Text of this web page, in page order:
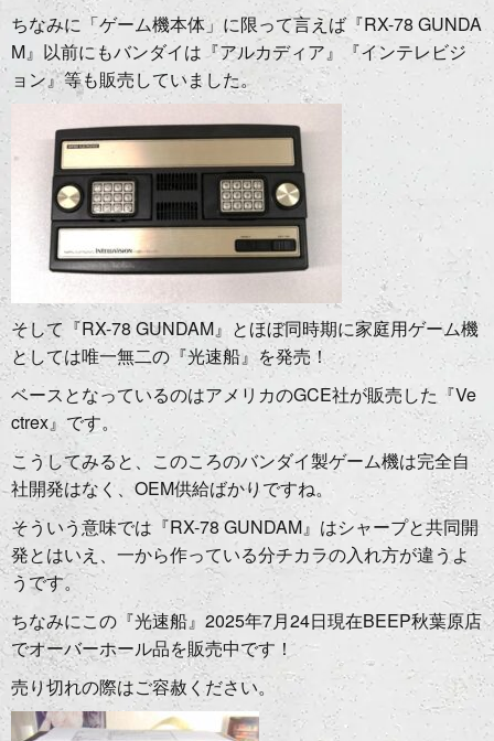
ちなみに「ゲーム機本体」に限って言えば『RX-78 GUNDA
M』以前にもバンダイは『アルカディア』『インテレビジ
ョン』等も販売していました。
そして『RX-78 GUNDAM』とほぼ同時期に家庭用ゲーム機
としては唯一無二の『光速船』を発売！
ベースとなっているのはアメリカのGCE社が販売した『Ve
ctrex』です。
こうしてみると、このころのバンダイ製ゲーム機は完全自
社開発はなく、OEM供給ばかりですね。
そういう意味では『RX-78 GUNDAM』はシャープと共同開
発とはいえ、一から作っている分チカラの入れ方が違うよ
うです。
ちなみにこの『光速船』2025年7月24日現在BEEP秋葉原店
でオーバーホール品を販売中です！
売り切れの際はご容赦ください。